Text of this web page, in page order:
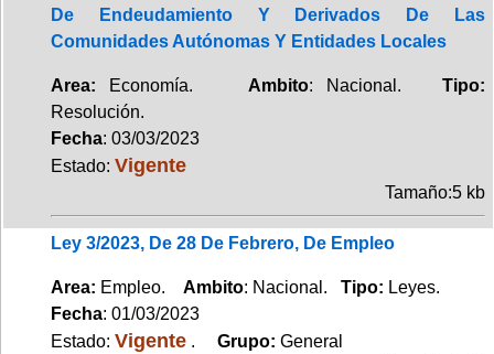
De Endeudamiento Y Derivados De Las
Comunidades Autónomas Y Entidades Locales
Area: Economía. Ambito: Nacional.Tipo:
Resolución.
Fecha: 03/03/2023
Estado: Vigente
Tamaño:5 kb
Ley 3/2023, De 28 De Febrero, De Empleo
Area: Empleo. Ambito: Nacional. Tipo: Leyes.
Fecha: 01/03/2023
Estado: Vigente . Grupo: General